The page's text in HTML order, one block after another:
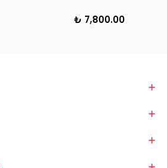
₺ 7,800.00